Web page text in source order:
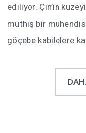
ediliyor. Çin’in
müthiş bir
göçebe kabilelere